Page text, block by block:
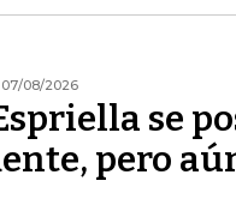
07/08/2026
se
pero